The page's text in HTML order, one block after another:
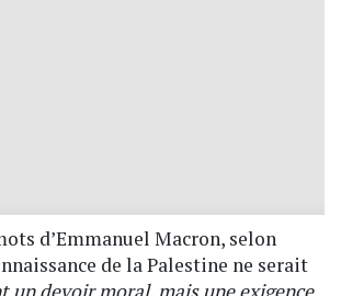
d’Emmanuel Macron, selon
de la Palestine ne serait